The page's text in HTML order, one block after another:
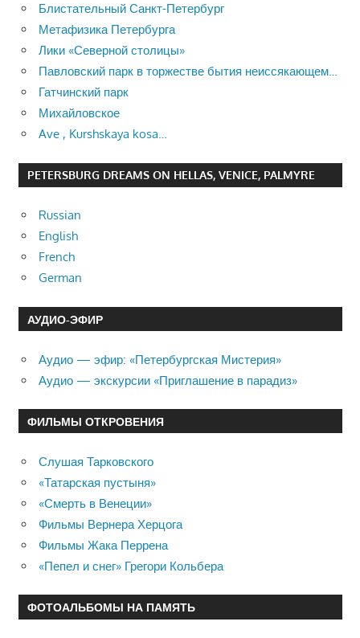
Блистательный Санкт-Петербург
Метафизика Петербурга
Лики «Северной столицы»
Павловский парк в торжестве бытия неиссякающем…
Гатчинский парк
Михайловское
Ave , Kurshskaya kosa…
PETERSBURG DREAMS ON HELLAS, VENICE, PALMYRE
Russian
English
French
German
АУДИО-ЭФИР
Аудио — эфир: «Петербургская Мистерия»
Аудио — экскурсии «Приглашение в парадиз»
ФИЛЬМЫ ОТКРОВЕНИЯ
Слушая Тарковского
«Татарская пустыня»
«Смерть в Венеции»
Фильмы Вернера Херцога
Фильмы Жака Перрена
«Пепел и снег» Грегори Кольбера
ФОТОАЛЬБОМЫ НА ПАМЯТЬ